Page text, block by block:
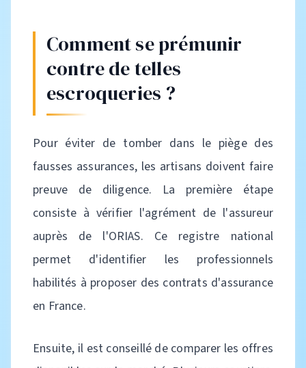
Comment se prémunir
contre de telles
escroqueries ?
Pour éviter de tomber dans le piège des
fausses assurances, les artisans doivent faire
preuve de diligence. La première étape
consiste à vérifier l'agrément de l'assureur
auprès de l'ORIAS. Ce registre national
permet d'identifier les professionnels
habilités à proposer des contrats d'assurance
en France.
Ensuite, il est conseillé de comparer les offres